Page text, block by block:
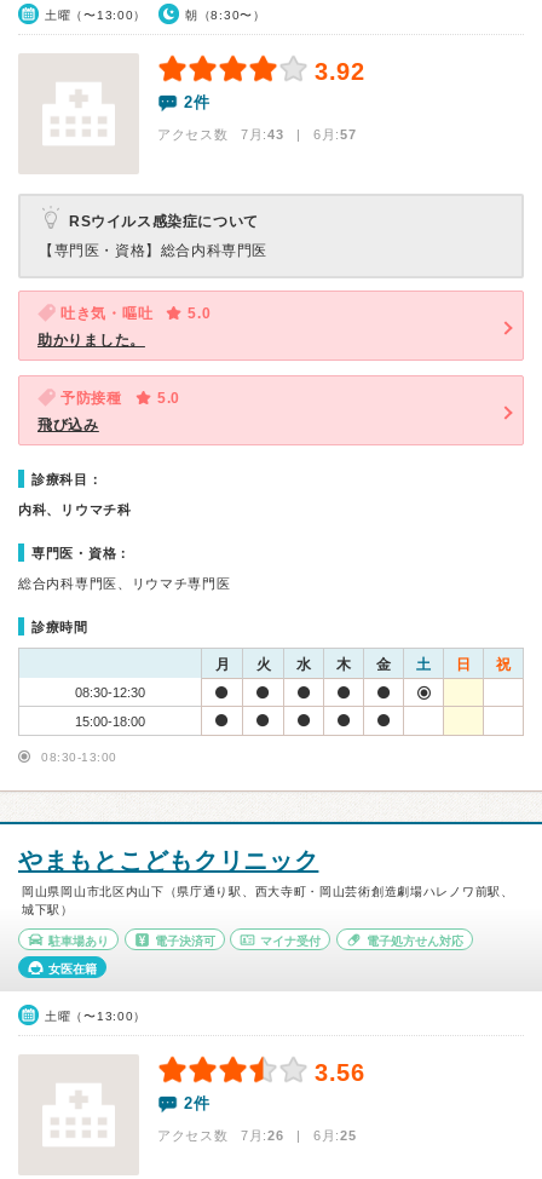
土曜（〜13:00） 朝（8:30〜）
3.92
2件
アクセス数 7月:43 | 6月:57
RSウイルス感染症について
【専門医・資格】 総合内科専門医
吐き気・嘔吐
5.0
助かりました。
予防接種
5.0
飛び込み
診療科目：
内科、リウマチ科
専門医・資格：
総合内科専門医、リウマチ専門医
診療時間
月 火 水 木 金 土 日 祝
08:30-12:30
15:00-18:00
08:30-13:00
やまもとこどもクリニック
岡山県岡山市北区内山下（県庁通り駅、西大寺町・岡山芸術創造劇場ハレノワ前駅、
城下駅）
駐車場あり 電子決済可 マイナ受付 電子処方せん対応
女医在籍
土曜（〜13:00）
3.56
2件
アクセス数 7月:26 | 6月:25